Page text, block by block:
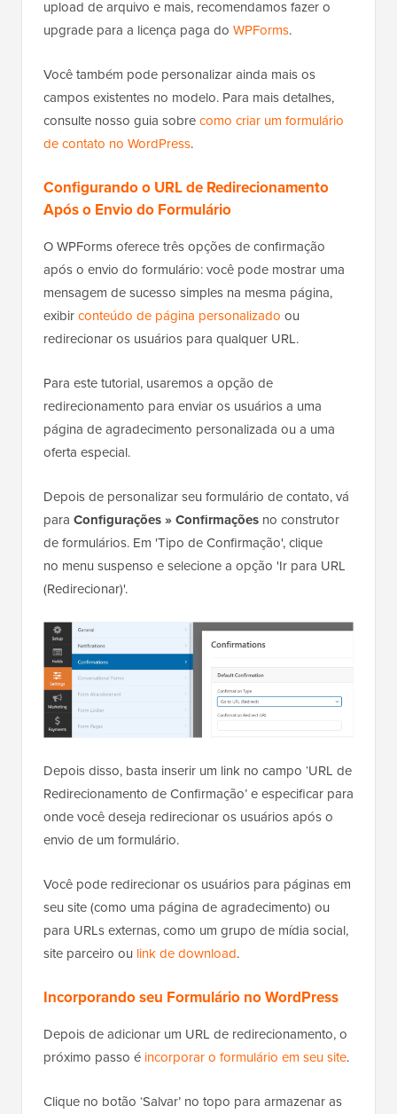
upload de arquivo e mais, recomendamos fazer o
upgrade para a licença paga do WPForms.
Você também pode personalizar ainda mais os
campos existentes no modelo. Para mais detalhes,
consulte nosso guia sobrecomo criar um formulário
de contato no WordPress.
Configurando o URL de Redirecionamento
Após o Envio do Formulário
O WPForms oferece três opções de confirmação
após o envio do formulário: você pode mostrar uma
mensagem de sucesso simples na mesma página,
exibirconteúdo de página personalizado ou
redirecionar os usuários para qualquer URL.
Para este tutorial, usaremos a opção de
redirecionamento para enviar os usuários a uma
página de agradecimento personalizada ou a uma
oferta especial.
Depois de personalizar seu formulário de contato, vá
para Configurações » Confirmações no construtor
de formulários. Em 'Tipo de Confirmação', clique
no menu suspenso e selecione a opção 'Ir para URL
(Redirecionar)'.
Depois disso, basta inserir um link no campo ‘URL de
Redirecionamento de Confirmação’ e especificar para
onde você deseja redirecionar os usuários após o
envio de um formulário.
Você pode redirecionar os usuários para páginas em
seu site (como uma página de agradecimento) ou
para URLs externas, como um grupo de mídia social,
site parceiro ou link de download.
Incorporando seu Formulário no WordPress
Depois de adicionar um URL de redirecionamento, o
próximo passo é incorporar o formulário em seu site.
Clique no botão ‘Salvar’ no topo para armazenar as